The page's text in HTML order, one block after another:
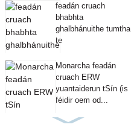
feadán cruach
bhabhta
ghalbhánuithe tumtha
te
Monarcha feadán
cruach ERW
yuantaiderun tSín (is
féidir oem od...